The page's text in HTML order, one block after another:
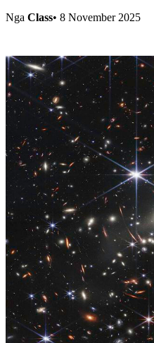
Nga Class• 8 November 2025